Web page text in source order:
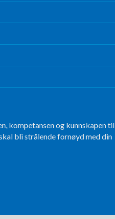
kompetansen og kunnskapen til
bli strålende fornøyd med din